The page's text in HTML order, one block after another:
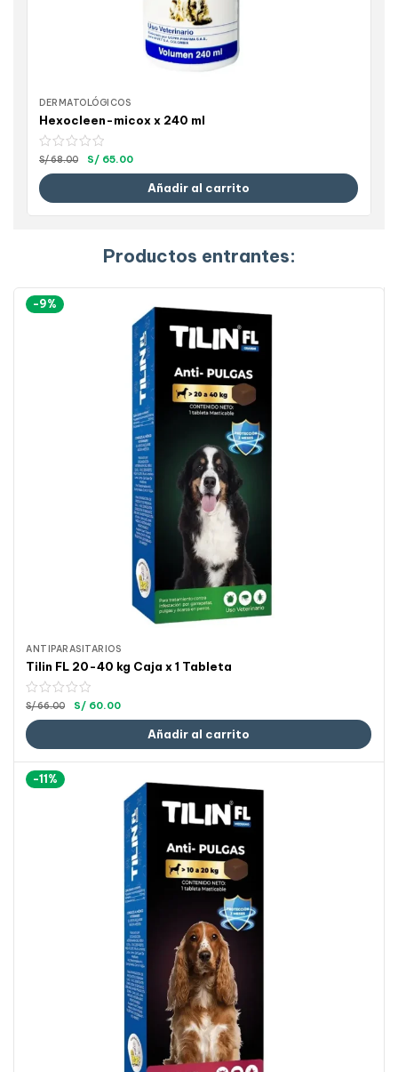
DERMATOLÓGICOS
Hexocleen-micox x 240 ml
S/68.00 S/ 65.00
Añadir al carrito
Productos entrantes:
-9%
ANTIPARASITARIOS
Tilin FL 20-40 kg Caja x 1 Tableta
S/66.00 S/ 60.00
Añadir al carrito
-11%